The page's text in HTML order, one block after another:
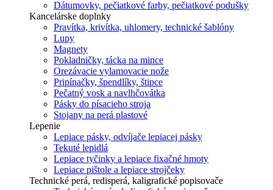
Dátumovky, pečiatkové farby, pečiatkové podušky
Kancelárske doplnky
Pravítka, krivítka, uhlomery, technické šablóny
Lupy
Magnety
Pokladničky, tácka na mince
Orezávacie vylamovacie nože
Pripínačky, špendlíky, štipce
Pečatný vosk a navlhčovátka
Pásky do písacieho stroja
Stojany na perá plastové
Lepenie
Lepiace pásky, odvíjače lepiacej pásky
Tekuté lepidlá
Lepiace tyčinky a lepiace fixačné hmoty
Lepiace pištole a lepiace strojčeky
Technické perá, redisperá, kaligrafické popisovače